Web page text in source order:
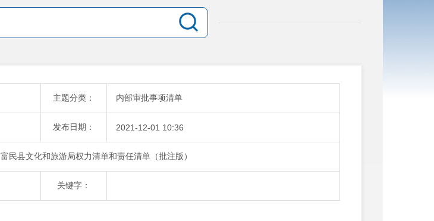
主题分类： 内部审批事项清单
发布日期： 2021-12-01 10:36
富民县文化和旅游局权力清单和责任清单（批注版）
关键字：